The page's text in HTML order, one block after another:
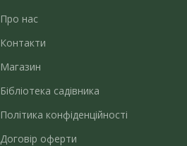
Про нас
Контакти
Магазин
Бібліотека садівника
Політика конфіденційності
Договір оферти